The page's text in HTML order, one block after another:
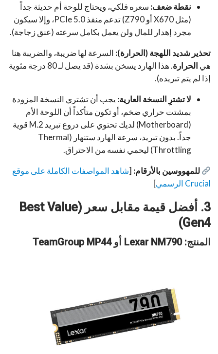
نقطة ضعف: سعره فلكي، ويحتاج للوحة أم حديثة جداً
(مثل X670 أو Z790) تدعم منفذ PCIe 5.0، وإلا سيكون
مجرد إهدار للمال ولن يعمل بكامل سرعته (عنق زجاجة).
تحذير شديد اللهجة (الحرارة): السرعة لها ضريبة، والضريبة هنا
هي الحرارة
. هذا الهارد يسخن بشدة (قد يصل لـ 80 درجة مئوية
إذا لم يتم تبريده).
لا تشترِ النسخة العارية: يجب أن تشتري النسخة المزودة
بمشتت حراري ضخم، أو تكون متأكداً أن اللوحة الأم
(Motherboard) لديك تحتوي على دروع تبريد M.2 قوية
جداً. بدون تبريد، سرعة الهارد ستنهار (Thermal
Throttling) ليحمي نفسه من الاحتراق.
للمهووسين بالأرقام: [شاهد المواصفات الكاملة على موقع
Crucial الرسمي
]
3. أفضل قيمة مقابل سعر (Best Value
Gen4)
المنتج: Lexar NM790 أو TeamGroup MP44